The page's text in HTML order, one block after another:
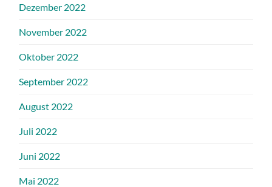
Dezember 2022
November 2022
Oktober 2022
September 2022
August 2022
Juli 2022
Juni 2022
Mai 2022